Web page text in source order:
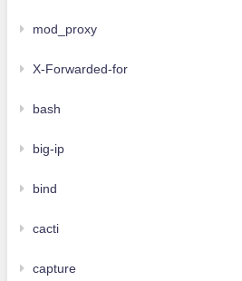
mod_proxy
X-Forwarded-for
bash
big-ip
bind
cacti
capture